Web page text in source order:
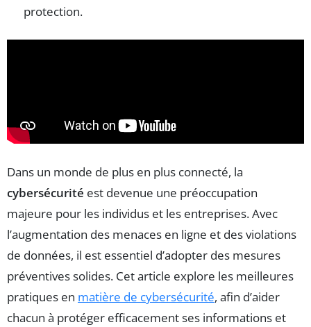
protection.
Dans un monde de plus en plus connecté, la
cybersécurité est devenue une préoccupation
majeure pour les individus et les entreprises. Avec
l’augmentation des menaces en ligne et des violations
de données, il est essentiel d’adopter des mesures
préventives solides. Cet article explore les meilleures
pratiques en matière de cybersécurité, afin d’aider
chacun à protéger efficacement ses informations et